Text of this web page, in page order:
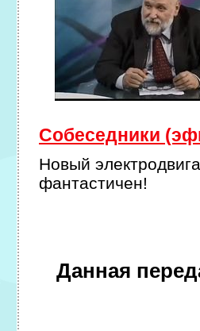
Собеседники
Новый
фантастичен!
Данная